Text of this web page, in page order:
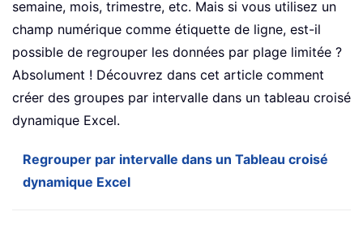
semaine, mois, trimestre, etc. Mais si vous utilisez un
champ numérique comme étiquette de ligne, est-il
possible de regrouper les données par plage limitée ?
Absolument ! Découvrez dans cet article comment
créer des groupes par intervalle dans un tableau croisé
dynamique Excel.
Regrouper par intervalle dans un Tableau croisé
dynamique Excel